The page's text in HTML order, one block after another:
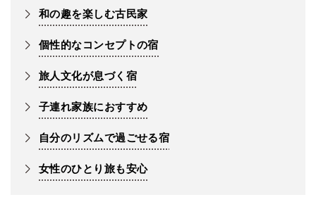
和の趣を楽しむ古民家
個性的なコンセプトの宿
旅人文化が息づく宿
子連れ家族におすすめ
自分のリズムで過ごせる宿
女性のひとり旅も安心